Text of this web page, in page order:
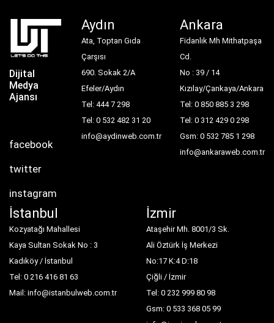
Dijital
Medya
Ajansı
facebook
twitter
instagram
Aydın
Ata, Toptan Gıda
Çarşısı
690. Sokak 2/A
Efeler/Aydın
Tel: 444 7 298
Tel: 0 532 482 31 20
info@aydinweb.com.tr
Ankara
Fidanlık Mh Mithatpaşa
Cd.
No : 39 / 14
Kızılay/Çankaya/Ankara
Tel: 0 850 885 3 298
Tel: 0 312 429 0 298
Gsm: 0 532 785 1 298
info@ankaraweb.com.tr
İstanbul
Kozyatağı Mahallesi
Kaya Sultan Sokak No : 3
Kadıköy / İstanbul
Tel: 0 216 416 81 63
Mail: info@istanbulweb.com.tr
İzmir
Ataşehir Mh. 8001/3 Sk.
Ali Öztürk İş Merkezi
No:17 K:4 D:18
Çiğli / İzmir
Tel: 0 232 999 80 98
Gsm: 0 533 368 05 99